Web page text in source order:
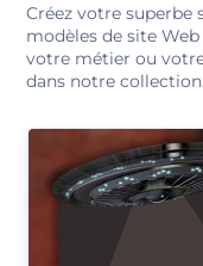
Créez votre superbe
modèles de site
votre métier ou
dans notre collection.